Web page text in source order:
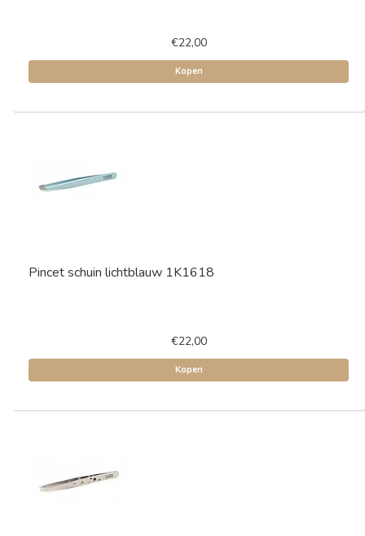
€22,00
Kopen
Pincet schuin lichtblauw 1K1618
€22,00
Kopen